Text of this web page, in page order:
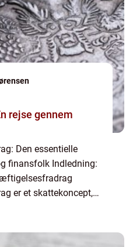
rejse gennem
Den essentielle
finansfolk Indledning:
er et skattekoncept,